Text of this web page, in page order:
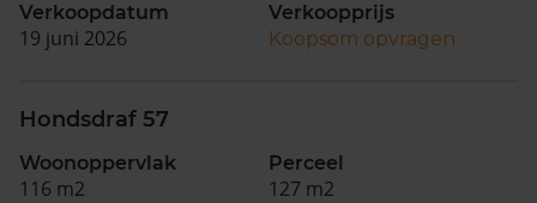
Verkoopdatum
19 juni 2026
Verkoopprijs
Koopsom opvragen
Hondsdraf 57
Woonoppervlak
116 m2
Perceel
127 m2